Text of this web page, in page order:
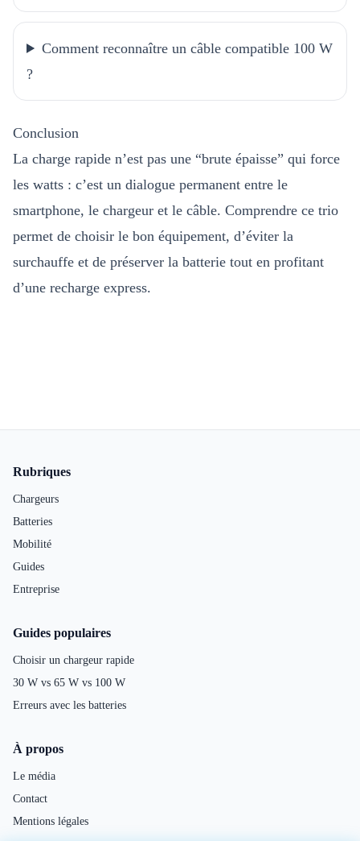
Comment reconnaître un câble compatible 100 W
?
Conclusion
La charge rapide n’est pas une “brute épaisse” qui force
les watts : c’est un dialogue permanent entre le
smartphone, le chargeur et le câble. Comprendre ce trio
permet de choisir le bon équipement, d’éviter la
surchauffe et de préserver la batterie tout en profitant
d’une recharge express.
Rubriques
Chargeurs
Batteries
Mobilité
Guides
Entreprise
Guides populaires
Choisir un chargeur rapide
30 W vs 65 W vs 100 W
Erreurs avec les batteries
À propos
Le média
Contact
Mentions légales